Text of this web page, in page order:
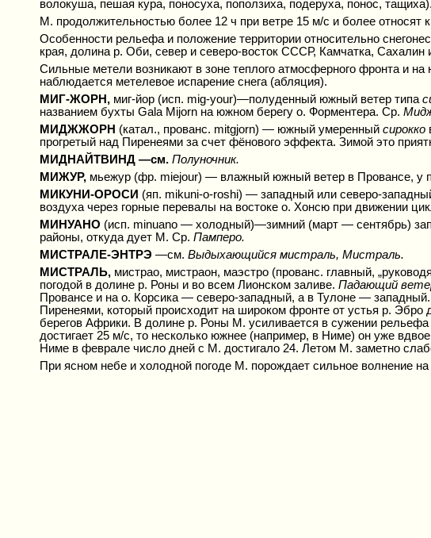
волокуша, пешая кура, поносуха, поползиха, подеруха, понос, тащиха).
М. продолжительностью более 12 ч при ветре 15 м/с и более относят
Особенности рельефа и положение территории относительно
края, долина р. Оби, север и северо-восток СССР, Камчатка, Сахалин
Сильные метели возникают в зоне теплого атмосферного фронта и
наблюдается метелевое испарение снега (абляция).
МИГ-ЖОРН, миг-йор (исп. mig-your)—полуденный южный ветер типа
названием бухты Gala Mijorn на южном берегу о. Форментера. Ср.
МИДЖЖОРН (катал., прованс. mitgjorn) — южный умеренный сирокко
прогретый над Пиренеями за счет фёнового эффекта. Зимой это
МИДНАЙТВИНД —см. Полуночник.
МИЖУР, мьежур (фр. miejour) — влажный южный ветер в Провансе, у
МИКУНИ-ОРОСИ (яп. mikuni-o-roshi) — западный или северо-
воздуха через горные перевалы на востоке о. Хонсю при движении
МИНУАНО (исп. minuano — холодный)—зимний (март — сентябрь)
районы, откуда дует М. Ср. Памперо.
МИСТРАЛЕ-ЭНТРЭ —см. Выдыхающийся мистраль, Мистраль.
МИСТРАЛЬ, мистрао, мистраон, маэстро (прованс. главный,
погодой в долине р. Роны и во всем Лионском заливе. Падающий
Провансе и на о. Корсика — северо-западный, а в Тулоне —
Пиренеями, который происходит на широком фронте от устья р. Эбро
берегов Африки. В долине р. Роны М. усиливается в сужении рельефа
достигает 25 м/с, то несколько южнее (например, в Ниме) он уже
Ниме в феврале число дней с М. достигало 24. Летом М. заметно
При ясном небе и холодной погоде М. порождает сильное волнение